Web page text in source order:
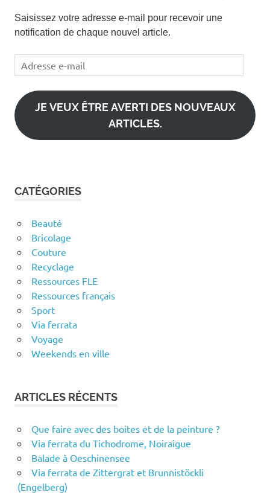
Saisissez votre adresse e-mail pour recevoir une
notification de chaque nouvel article.
Adresse
e-
mail
JE VEUX ÊTRE AVERTI DES NOUVEAUX
ARTICLES.
CATÉGORIES
Beauté
Bricolage
Couture
Recyclage
Ressources FLE
Ressources français
Sport
Via ferrata
Voyage
Weekends en ville
ARTICLES RÉCENTS
Que faire avec des boites et de la peinture ?
Via ferrata du Tichodrome, Noiraigue
Balade à Oeschinensee
Via ferrata de Zittergrat et Brunnistöckli
(Engelberg)